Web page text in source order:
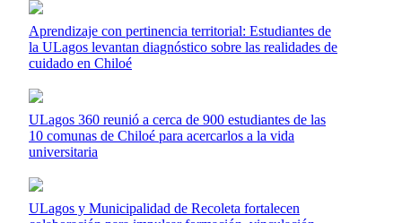
Aprendizaje con pertinencia territorial: Estudiantes de
la ULagos levantan diagnóstico sobre las realidades de
cuidado en Chiloé
ULagos 360 reunió a cerca de 900 estudiantes de las
10 comunas de Chiloé para acercarlos a la vida
universitaria
ULagos y Municipalidad de Recoleta fortalecen